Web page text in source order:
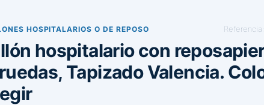
HOSPITALARIOS O DE REPOSO Referencia:
hospitalario con
Tapizado Valencia.